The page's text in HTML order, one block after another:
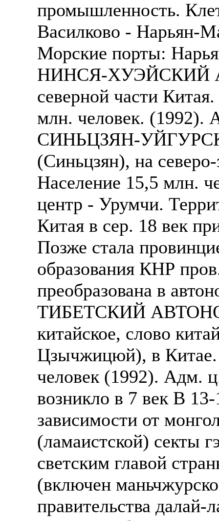
промышленность.
Василково - Нарьян-
Морские порты:
НИНСЯ-ХУЭЙСКИЙ
северной части
млн. человек. (1992).
СИНЬЦЗЯН-
(Синьцзян), на
Население 15,5 млн.
центр - Урумчи.
Китая в сер. 18 век
Позже стала
образования КНР
преобразована в
ТИБЕТСКИЙ
китайское, слово
Цзычжицюй), в
человек (1992). Адм.
возникло в 7 век В
зависимости от
(ламаистской) секты
светским главой
(включен
правительства